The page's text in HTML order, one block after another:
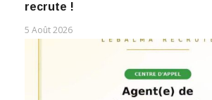
recrute !
5 Août 2026